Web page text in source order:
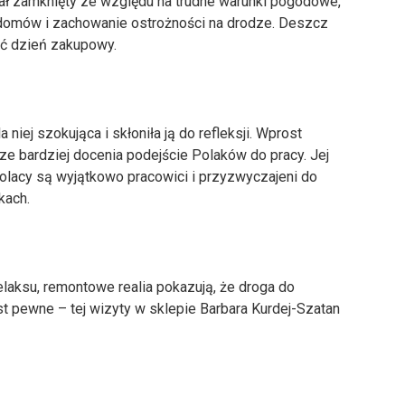
i zachowanie ostrożności na drodze. Deszcz
dzień zakupowy.
niej szokująca i skłoniła ją do refleksji. Wprost
bardziej docenia podejście Polaków do pracy. Jej
są wyjątkowo pracowici i przyzwyczajeni do
remontowe realia pokazują, że droga do
pewne – tej wizyty w sklepie Barbara Kurdej-Szatan